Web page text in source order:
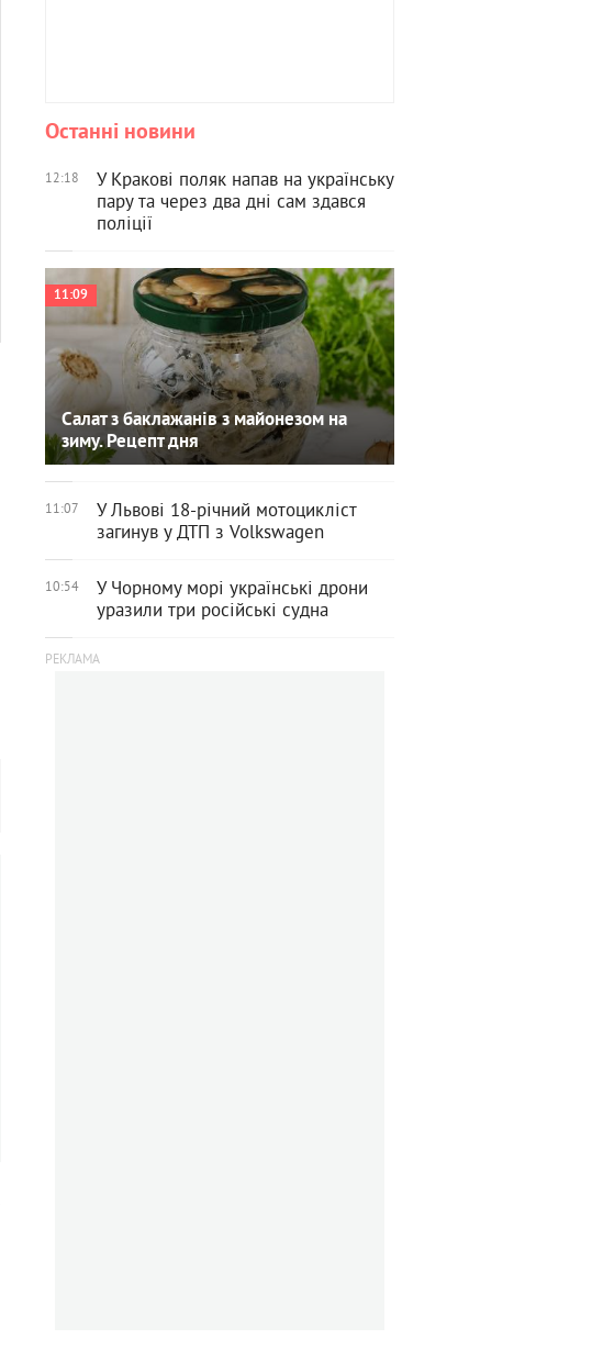
Останні новини
12:18
У Кракові поляк напав на українську
пару та через два дні сам здався
поліції
11:09
Салат з баклажанів з майонезом на
зиму. Рецепт дня
11:07
У Львові 18-річний мотоцикліст
загинув у ДТП з Volkswagen
10:54
У Чорному морі українські дрони
уразили три російські судна